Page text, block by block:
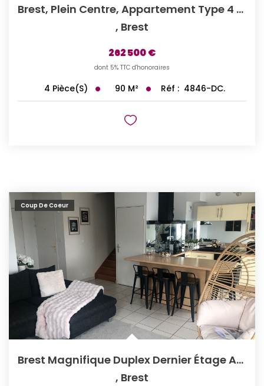
Brest, Plein Centre, Appartement Type 4 Ascenseur.
, Brest
262 500 €
dont 5% TTC d'honoraires
4 Pièce(s) 90 M² Réf : 4846-DC.
Coup De Coeur
Brest Magnifique Duplex Dernier Étage Ascenseur.
, Brest